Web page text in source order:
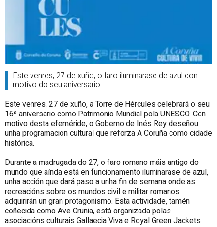
Este venres, 27 de xuño, o faro iluminarase de azul con
motivo do seu aniversario
Este venres, 27 de xuño, a Torre de Hércules celebrará o seu
16º aniversario como Patrimonio Mundial pola UNESCO. Con
motivo desta efeméride, o Goberno de Inés Rey deseñou
unha programación cultural que reforza A Coruña como cidade
histórica.
Durante a madrugada do 27, o faro romano máis antigo do
mundo que aínda está en funcionamento iluminarase de azul,
unha acción que dará paso a unha fin de semana onde as
recreacións sobre os mundos civil e militar romanos
adquirirán un gran protagonismo. Esta actividade, tamén
coñecida como Ave Crunia, está organizada polas
asociacións culturais Gallaecia Viva e Royal Green Jackets.